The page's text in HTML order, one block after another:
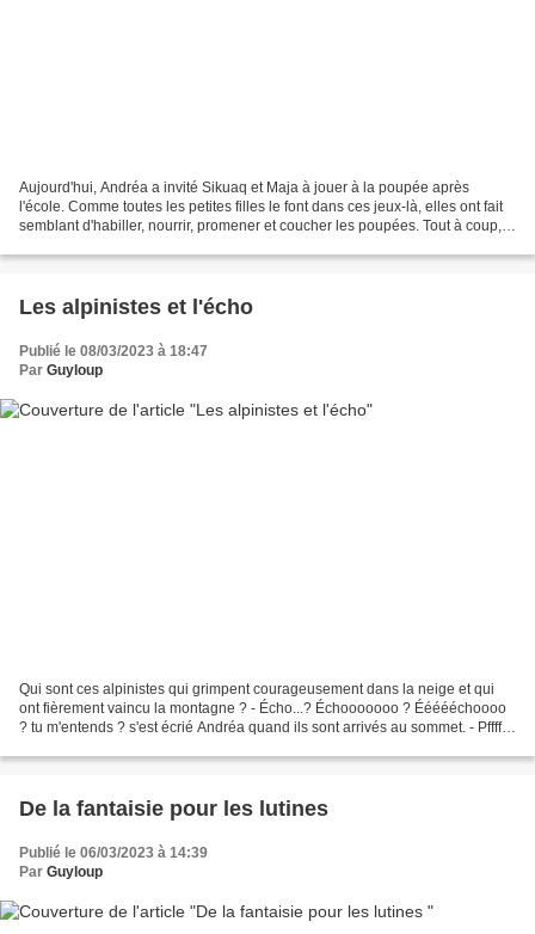
Aujourd'hui, Andréa a invité Sikuaq et Maja à jouer à la poupée après
l'école. Comme toutes les petites filles le font dans ces jeux-là, elles ont fait
semblant d'habiller, nourrir, promener et coucher les poupées. Tout à coup,
Les alpinistes et l'écho
Publié le 08/03/2023 à 18:47
Par Guyloup
Qui sont ces alpinistes qui grimpent courageusement dans la neige et qui
ont fièrement vaincu la montagne ? - Écho...? Échooooooo ? Éééééchoooo
? tu m'entends ? s'est écrié Andréa quand ils sont arrivés au sommet. - Pffff...
De la fantaisie pour les lutines
Publié le 06/03/2023 à 14:39
Par Guyloup